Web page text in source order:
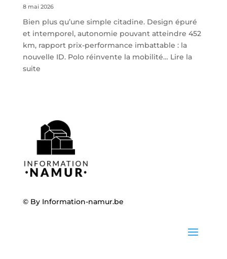
8 mai 2026
Bien plus qu’une simple citadine. Design épuré
et intemporel, autonomie pouvant atteindre 452
km, rapport prix-performance imbattable : la
nouvelle ID. Polo réinvente la mobilité… Lire la
suite:
la
nouvelle
citadine
100
%
© By Information-namur.be